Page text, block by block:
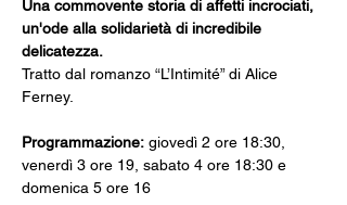
Una commovente storia di affetti incrociati,
un'ode alla solidarietà di incredibile
delicatezza.
Tratto dal romanzo “L’Intimité” di Alice
Ferney.
Programmazione: giovedì 2 ore 18:30,
venerdì 3 ore 19, sabato 4 ore 18:30 e
domenica 5 ore 16